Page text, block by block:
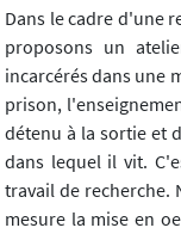
Dans le cadre d'une
proposons un
incarcérés dans une
prison,
détenu à la sortie et
dans lequel il vit.
travail de recherche.
mesure la mise en